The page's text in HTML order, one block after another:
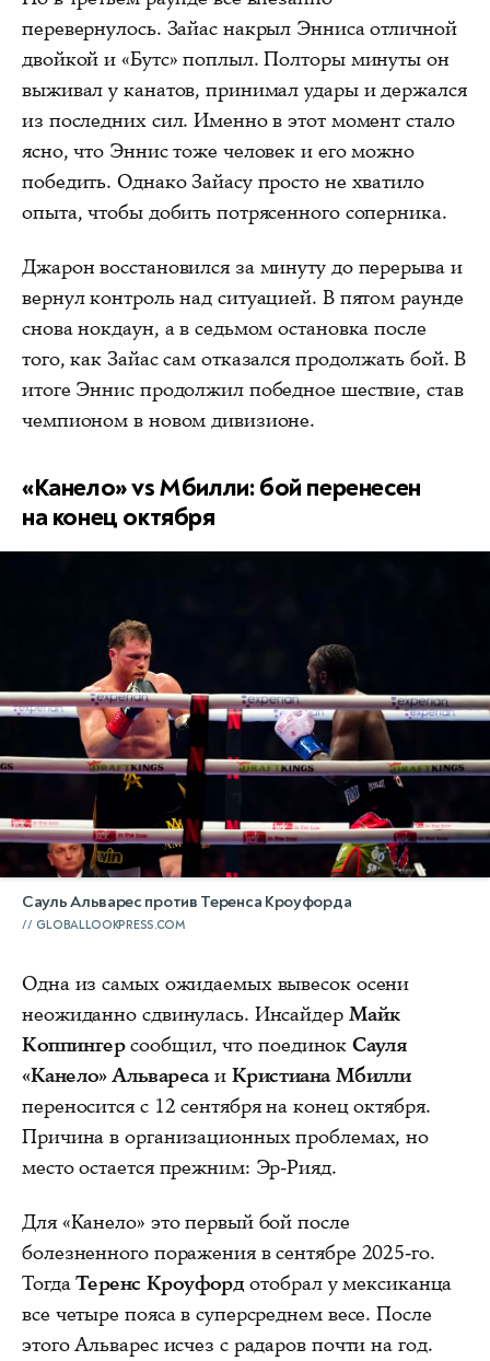
перевернулось. Зайас накрыл Энниса отличной
двойкой и «Бутс» поплыл. Полторы минуты он
выживал у канатов, принимал удары и держался
из последних сил. Именно в этот момент стало
ясно, что Эннис тоже человек и его можно
победить. Однако Зайасу просто не хватило
опыта, чтобы добить потрясенного соперника.
Джарон восстановился за минуту до перерыва и
вернул контроль над ситуацией. В пятом раунде
снова нокдаун, а в седьмом остановка после
того, как Зайас сам отказался продолжать бой. В
итоге Эннис продолжил победное шествие, став
чемпионом в новом дивизионе.
«Канело» vs Мбилли: бой перенесен
на конец октября
Сауль Альварес против Теренса Кроуфорда
GLOBALLOOKPRESS.COM
Одна из самых ожидаемых вывесок осени
неожиданно сдвинулась. Инсайдер Майк
Коппингерсообщил, что поединокСауля
«Канело» Альваресаи Кристиана Мбилли
переносится с 12 сентября на конец октября.
Причина в организационных проблемах, но
место остается прежним: Эр-Рияд.
Для «Канело» это первый бой после
болезненного поражения в сентябре 2025-го.
ТогдаТеренс Кроуфорд отобрал у мексиканца
все четыре пояса в суперсреднем весе. После
этого Альварес исчез с радаров почти на год.